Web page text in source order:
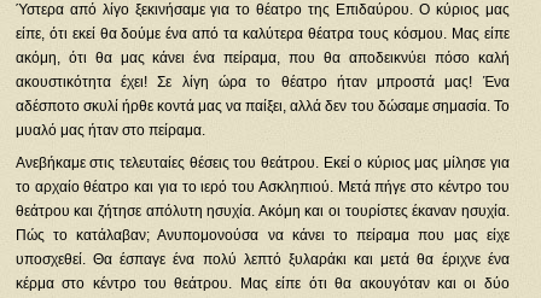
Ύστερα από λίγο ξεκινήσαμε για το θέατρο της Επιδαύρου. Ο κύριος μας
είπε, ότι εκεί θα δούμε ένα από τα καλύτερα θέατρα τους κόσμου. Μας είπε
ακόμη, ότι θα μας κάνει ένα πείραμα, που θα αποδεικνύει πόσο καλή
ακουστικότητα έχει! Σε λίγη ώρα το θέατρο ήταν μπροστά μας! Ένα
αδέσποτο σκυλί ήρθε κοντά μας να παίξει, αλλά δεν του δώσαμε σημασία. Το
μυαλό μας ήταν στο πείραμα.
Ανεβήκαμε στις τελευταίες θέσεις του θεάτρου. Εκεί ο κύριος μας μίλησε για
το αρχαίο θέατρο και για το ιερό του Ασκληπιού. Μετά πήγε στο κέντρο του
θεάτρου και ζήτησε απόλυτη ησυχία. Ακόμη και οι τουρίστες έκαναν ησυχία.
Πώς το κατάλαβαν; Ανυπομονούσα να κάνει το πείραμα που μας είχε
υποσχεθεί. Θα έσπαγε ένα πολύ λεπτό ξυλαράκι και μετά θα έριχνε ένα
κέρμα στο κέντρο του θεάτρου. Μας είπε ότι θα ακουγόταν και οι δύο